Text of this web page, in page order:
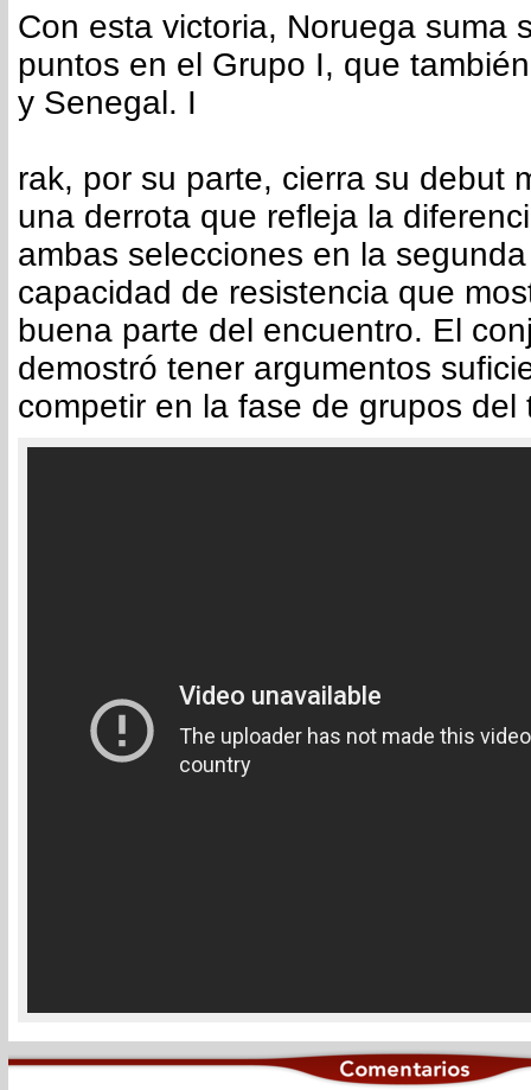
Con esta victoria, Noruega suma
puntos en el Grupo I, que
y Senegal. I
rak, por su parte, cierra su debut
una derrota que refleja la
ambas selecciones en la
capacidad de resistencia que
buena parte del encuentro. El
demostró tener argumentos
competir en la fase de grupos del